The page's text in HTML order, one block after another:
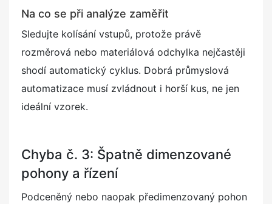
Na co se při analýze zaměřit
Sledujte kolísání vstupů, protože právě
rozměrová nebo materiálová odchylka nejčastěji
shodí automatický cyklus. Dobrá průmyslová
automatizace musí zvládnout i horší kus, ne jen
ideální vzorek.
Chyba č. 3: Špatně dimenzované
pohony a řízení
Podceněný nebo naopak předimenzovaný pohon